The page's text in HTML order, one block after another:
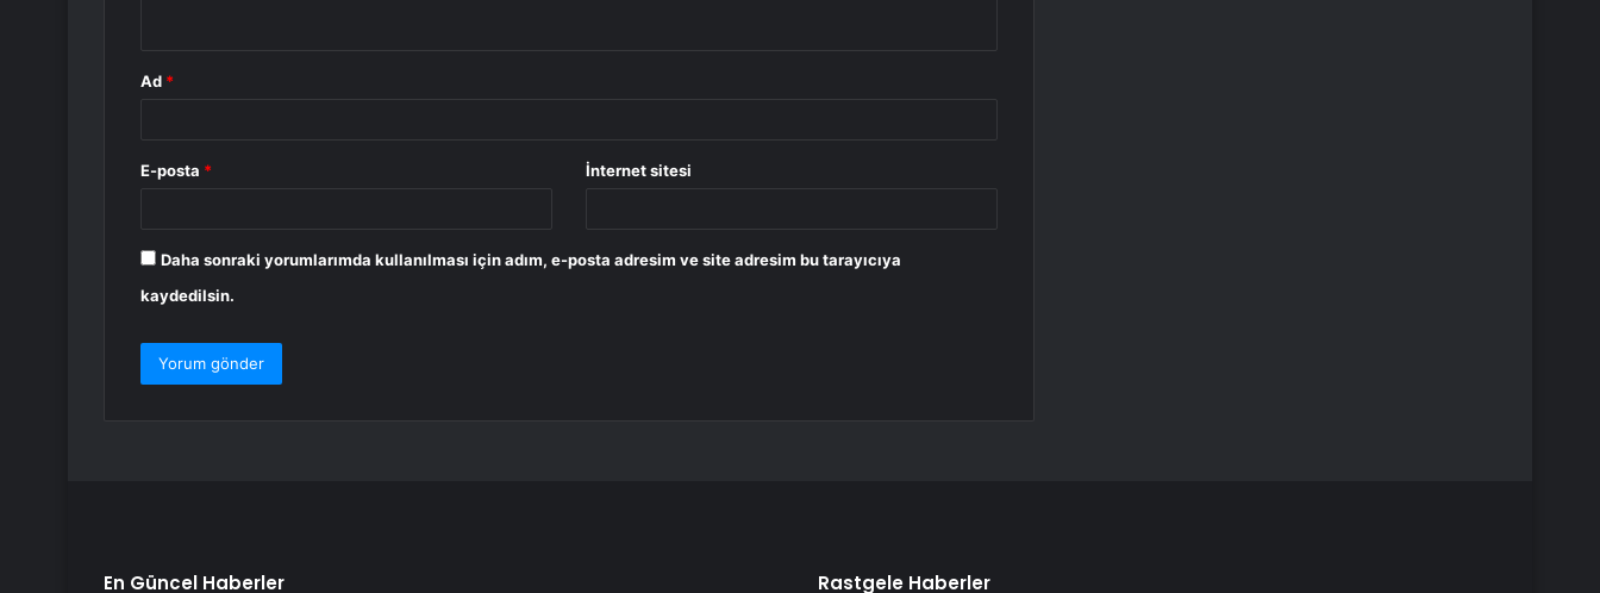
Ad *
E-posta * İnternet sitesi
Daha sonraki yorumlarımda kullanılması için adım, e-posta adresim ve site adresim bu tarayıcıya
kaydedilsin.
En Güncel Haberler Rastgele Haberler